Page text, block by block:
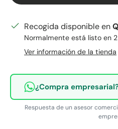
Recogida disponible en
Normalmente está listo en
Ver información de la tienda
¿Compra
Respuesta de un asesor